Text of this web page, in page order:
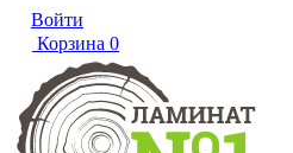
Войти
Корзина 0